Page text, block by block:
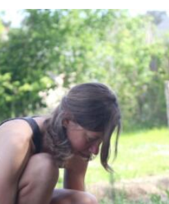
La ferme
Marchés & points de vente
L’herboristerie
La distillerie
Labels & démarches
L’atelier
Ateliers
& sorties
Boutique
A propos